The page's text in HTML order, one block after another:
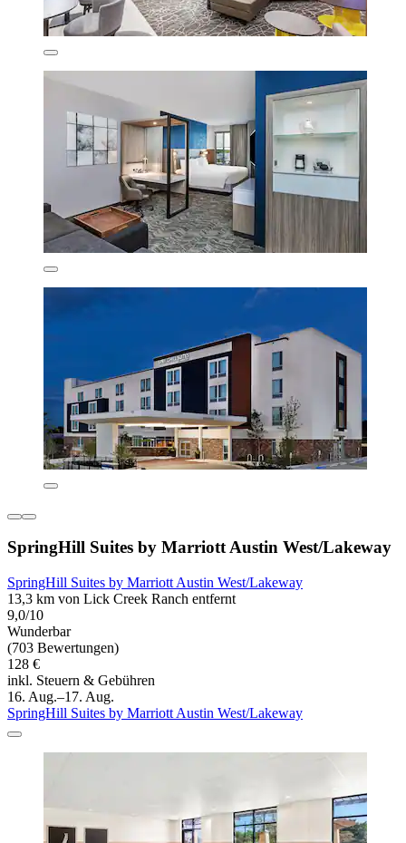
SpringHill Suites by Marriott Austin West/Lakeway
SpringHill Suites by Marriott Austin West/Lakeway
13,3 km von Lick Creek Ranch entfernt
9,0/10
Wunderbar
(703 Bewertungen)
128 €
inkl. Steuern & Gebühren
16. Aug.–17. Aug.
SpringHill Suites by Marriott Austin West/Lakeway